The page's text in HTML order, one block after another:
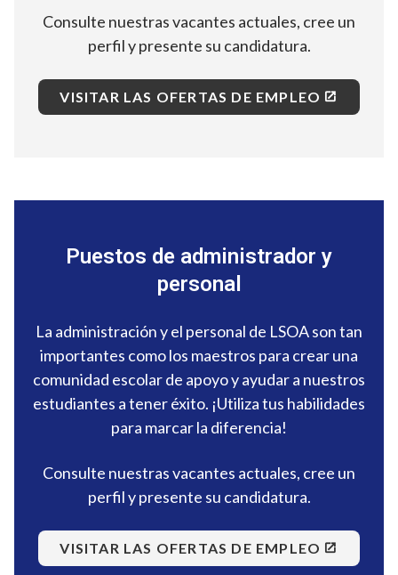
Consulte nuestras vacantes actuales, cree un
perfil y presente su candidatura.
VISITAR LAS OFERTAS DE EMPLEO
Puestos de administrador y
personal
La administración y el personal de LSOA son tan
importantes como los maestros para crear una
comunidad escolar de apoyo y ayudar a nuestros
estudiantes a tener éxito. ¡Utiliza tus habilidades
para marcar la diferencia!
Consulte nuestras vacantes actuales, cree un
perfil y presente su candidatura.
VISITAR LAS OFERTAS DE EMPLEO